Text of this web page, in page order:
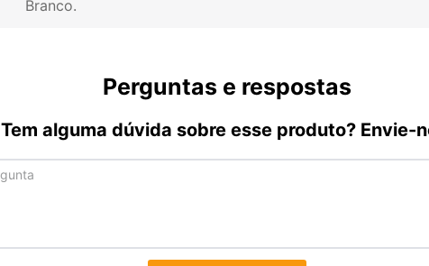
Branco
Perguntas e respostas
Tem alguma dúvida sobre esse produto? Envie-